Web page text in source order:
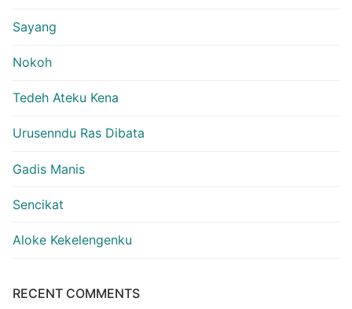
Sayang
Nokoh
Tedeh Ateku Kena
Urusenndu Ras Dibata
Gadis Manis
Sencikat
Aloke Kekelengenku
RECENT COMMENTS